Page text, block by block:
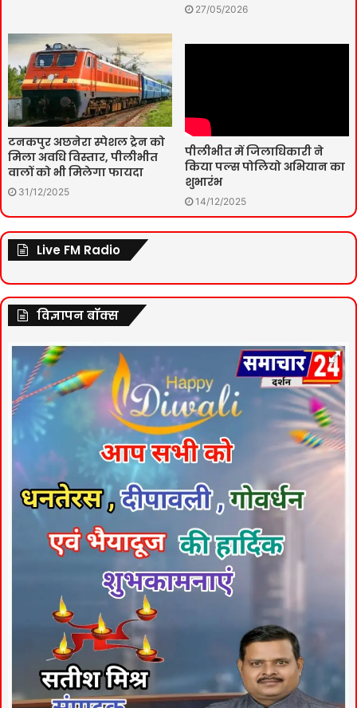
27/05/2026
टनकपुर अछनेरा स्पेशल ट्रेन को
मिला अवधि विस्तार, पीलीभीत
वालों को भी मिलेगा फायदा
31/12/2025
पीलीभीत में जिलाधिकारी ने
किया पल्स पोलियो अभियान का
शुभारंभ
14/12/2025
Live FM Radio
विज्ञापन बॉक्स